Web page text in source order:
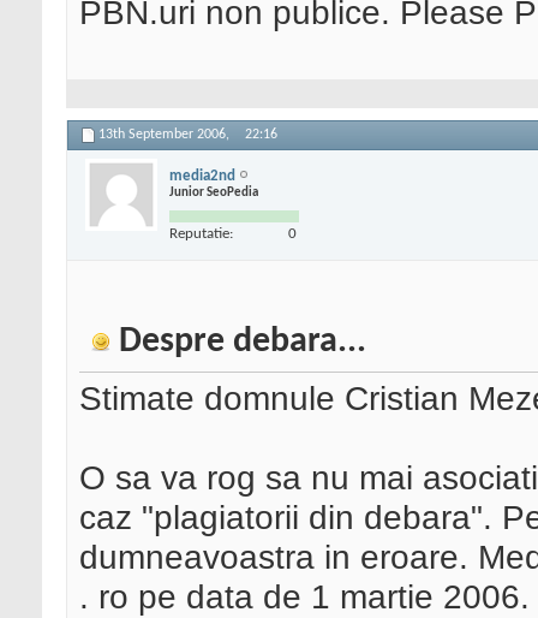
PBN.uri non publice. Please
13th September 2006, 22:16
media2nd
Junior SeoPedia
Reputatie: 0
Despre debara...
Stimate domnule Cristian
O sa va rog sa nu mai
caz "plagiatorii din debara".
dumneavoastra in eroare.
. ro pe data de 1 martie